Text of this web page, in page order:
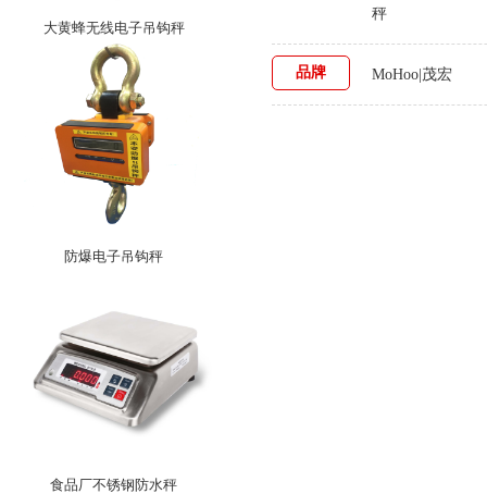
大黄蜂无线电子吊钩秤
防爆电子吊钩秤
食品厂不锈钢防水秤
秤
品牌 MoHoo|茂宏